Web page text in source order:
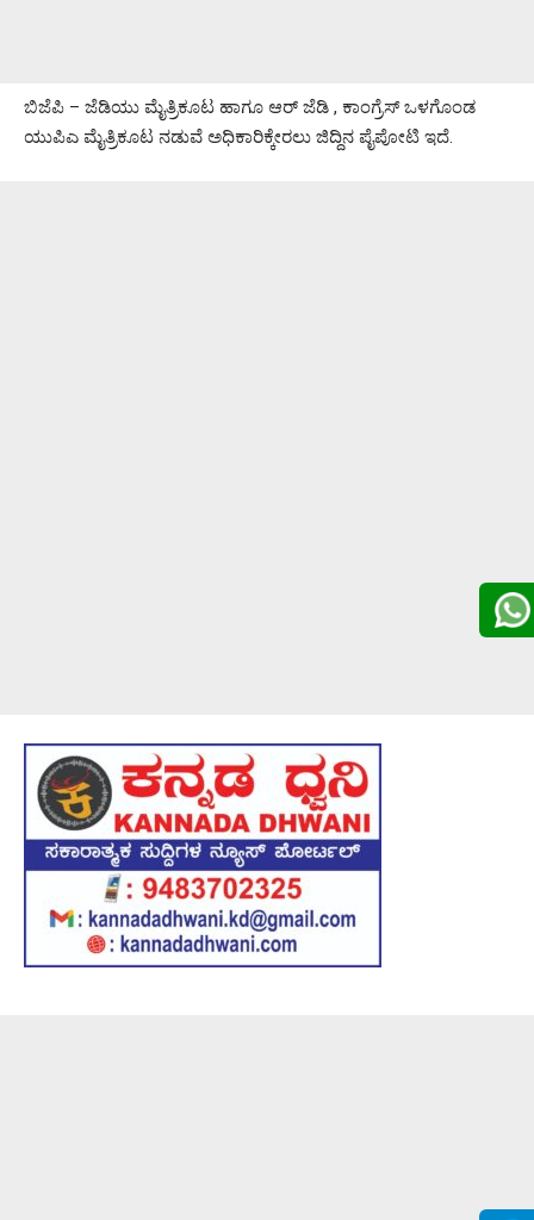
ಬಿಜೆಪಿ – ಜೆಡಿಯು ಮೈತ್ರಿಕೂಟ ಹಾಗೂ ಆರ್ ಜೆಡಿ , ಕಾಂಗ್ರೆಸ್ ಒಳಗೊಂಡ
ಯುಪಿಎ ಮೈತ್ರಿಕೂಟ ನಡುವೆ ಅಧಿಕಾರಿಕ್ಕೇರಲು ಜಿದ್ದಿನ ಪೈಪೋಟಿ ಇದೆ.